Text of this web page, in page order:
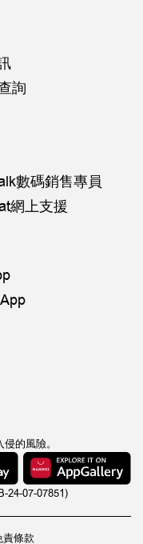
詢
數碼銷售專員
網上支援
的風險。
24-07-07851)
責條款